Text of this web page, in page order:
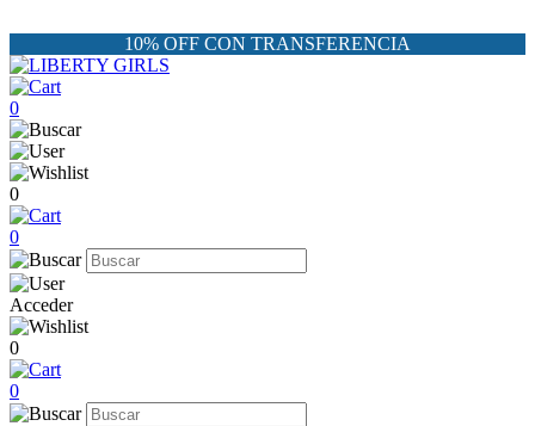
10% OFF CON TRANSFERENCIA
0
0
0
Acceder
0
0